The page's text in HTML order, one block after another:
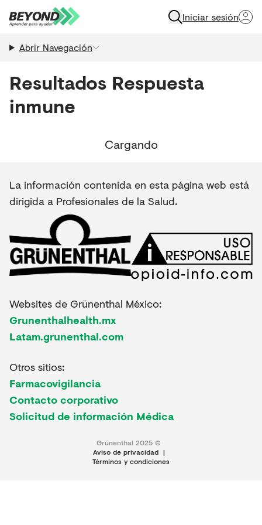
Iniciar sesión
Abrir Navegación
Resultados Respuesta
inmune
Cargando
La información contenida en esta página web está
dirigida a Profesionales de la Salud.
Websites de Grünenthal México:
Grunenthalhealth.mx
Latam.grunenthal.com
Otros sitios:
Farmacovigilancia
Contacto corporativo
Solicitud de información Médica
Grünenthal 2025 ©
Aviso de privacidad |
Términos y condiciones